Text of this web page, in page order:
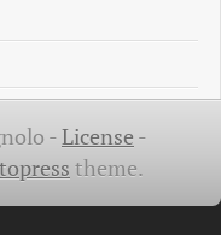
-License -
theme.